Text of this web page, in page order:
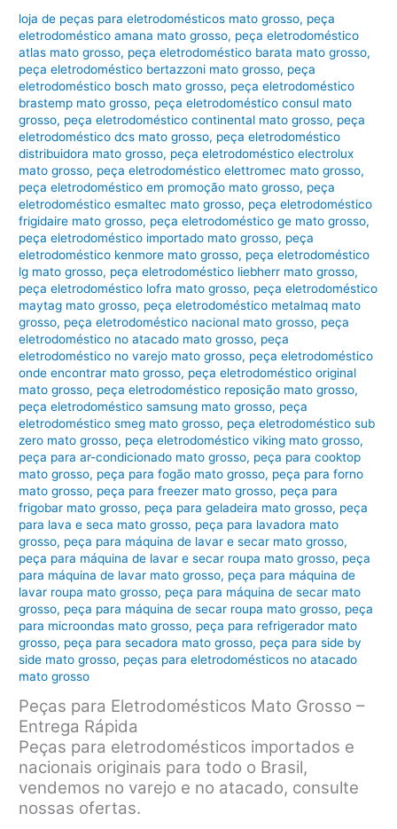
loja de peças para eletrodomésticos mato grosso, peça
eletrodoméstico amana mato grosso, peça eletrodoméstico
atlas mato grosso, peça eletrodoméstico barata mato grosso,
peça eletrodoméstico bertazzoni mato grosso, peça
eletrodoméstico bosch mato grosso, peça eletrodoméstico
brastemp mato grosso, peça eletrodoméstico consul mato
grosso, peça eletrodoméstico continental mato grosso, peça
eletrodoméstico dcs mato grosso, peça eletrodoméstico
distribuidora mato grosso, peça eletrodoméstico electrolux
mato grosso, peça eletrodoméstico elettromec mato grosso,
peça eletrodoméstico em promoção mato grosso, peça
eletrodoméstico esmaltec mato grosso, peça eletrodoméstico
frigidaire mato grosso, peça eletrodoméstico ge mato grosso,
peça eletrodoméstico importado mato grosso, peça
eletrodoméstico kenmore mato grosso, peça eletrodoméstico
lg mato grosso, peça eletrodoméstico liebherr mato grosso,
peça eletrodoméstico lofra mato grosso, peça eletrodoméstico
maytag mato grosso, peça eletrodoméstico metalmaq mato
grosso, peça eletrodoméstico nacional mato grosso, peça
eletrodoméstico no atacado mato grosso, peça
eletrodoméstico no varejo mato grosso, peça eletrodoméstico
onde encontrar mato grosso, peça eletrodoméstico original
mato grosso, peça eletrodoméstico reposição mato grosso,
peça eletrodoméstico samsung mato grosso, peça
eletrodoméstico smeg mato grosso, peça eletrodoméstico sub
zero mato grosso, peça eletrodoméstico viking mato grosso,
peça para ar-condicionado mato grosso, peça para cooktop
mato grosso, peça para fogão mato grosso, peça para forno
mato grosso, peça para freezer mato grosso, peça para
frigobar mato grosso, peça para geladeira mato grosso, peça
para lava e seca mato grosso, peça para lavadora mato
grosso, peça para máquina de lavar e secar mato grosso,
peça para máquina de lavar e secar roupa mato grosso, peça
para máquina de lavar mato grosso, peça para máquina de
lavar roupa mato grosso, peça para máquina de secar mato
grosso, peça para máquina de secar roupa mato grosso, peça
para microondas mato grosso, peça para refrigerador mato
grosso, peça para secadora mato grosso, peça para side by
side mato grosso, peças para eletrodomésticos no atacado
mato grosso
Peças para Eletrodomésticos Mato Grosso –
Entrega Rápida
Peças para eletrodomésticos importados e
nacionais originais para todo o Brasil,
vendemos no varejo e no atacado, consulte
nossas ofertas.